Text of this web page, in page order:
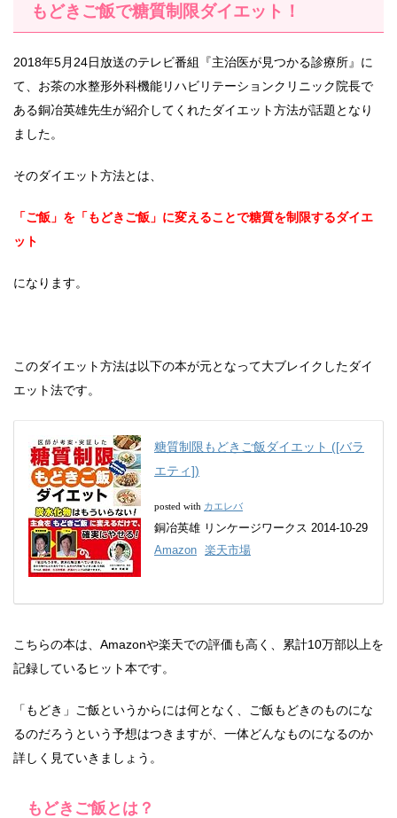
もどきご飯で糖質制限ダイエット！
2018年5月24日放送のテレビ番組『主治医が見つかる診療所』に
て、お茶の水整形外科機能リハビリテーションクリニック院長で
ある銅冶英雄先生が紹介してくれたダイエット方法が話題となり
ました。
そのダイエット方法とは、
「ご飯」を「もどきご飯」に変えることで糖質を制限するダイエ
ット
になります。
このダイエット方法は以下の本が元となって大ブレイクしたダイ
エット法です。
糖質制限もどきご飯ダイエット ([バラ
エティ])
posted with カエレバ
銅冶英雄 リンケージワークス 2014-10-29
Amazon 楽天市場
こちらの本は、Amazonや楽天での評価も高く、累計10万部以上を
記録しているヒット本です。
「もどき」ご飯というからには何となく、ご飯もどきのものにな
るのだろうという予想はつきますが、一体どんなものになるのか
詳しく見ていきましょう。
もどきご飯とは？